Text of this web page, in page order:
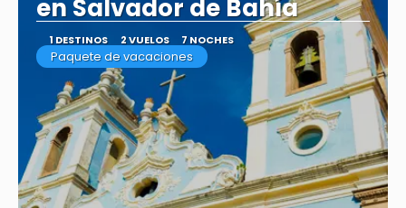
en Salvador de Bahía
1 DESTINOS 2 VUELOS 7 NOCHES
Paquete de vacaciones